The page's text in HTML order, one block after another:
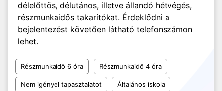
délelőttös, délutános, illetve állandó hétvégés,
részmunkaidős takarítókat. Érdeklődni a
bejelentezést követően látható telefonszámon
lehet.
Részmunkaidő 6 óra Részmunkaidő 4 óra
Nem igényel tapasztalatot Általános iskola